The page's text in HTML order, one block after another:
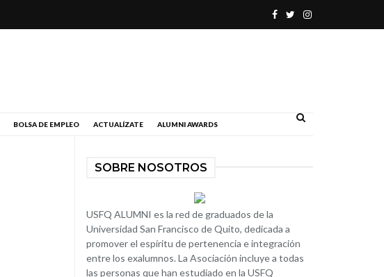
BOLSA DE EMPLEO ACTUALÍZATE ALUMNI AWARDS
SOBRE NOSOTROS
USFQ ALUMNI es la red de graduados de la
Universidad San Francisco de Quito, dedicada a
promover el espíritu de pertenencia e integración
entre los exalumnos. La Asociación incluye a todas
las personas que han estudiado en la USFQ